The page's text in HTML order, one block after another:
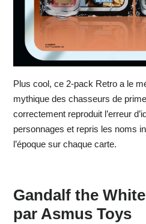
Plus cool, ce 2-pack Retro a le
mythique des chasseurs de
correctement reproduit l’erreur
personnages et repris les noms
l’époque sur chaque carte.
Gandalf the
par Asmus Toys